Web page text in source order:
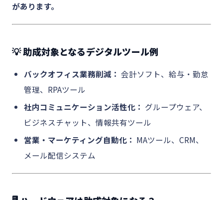
があります。
💡 助成対象となるデジタルツール例
バックオフィス業務削減： 会計ソフト、給与・勤怠
管理、RPAツール
社内コミュニケーション活性化： グループウェア、
ビジネスチャット、情報共有ツール
営業・マーケティング自動化： MAツール、CRM、
メール配信システム